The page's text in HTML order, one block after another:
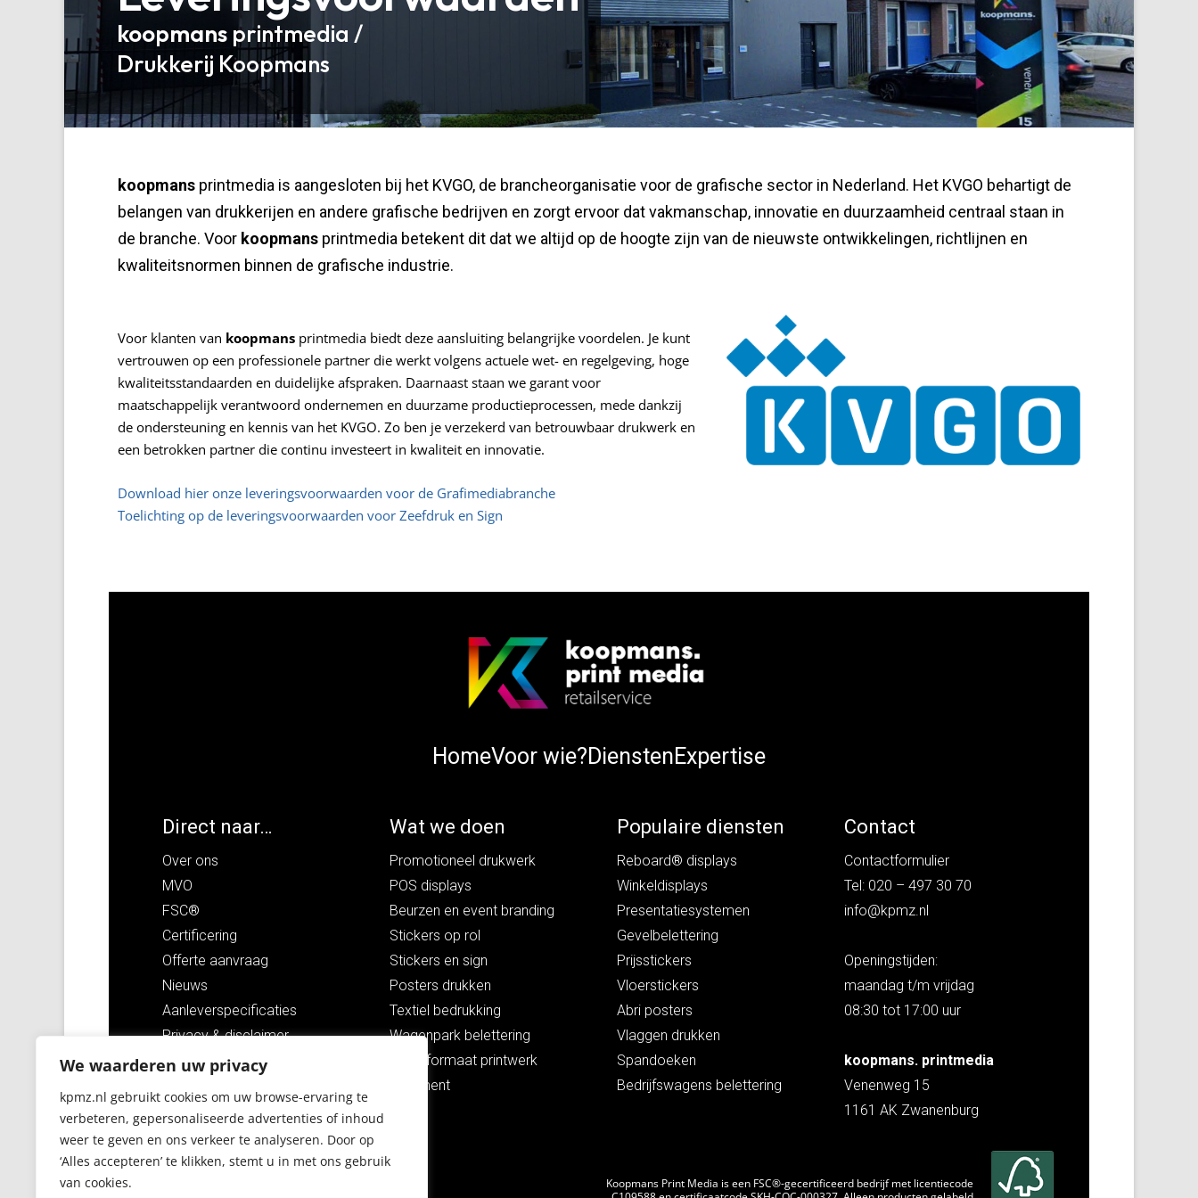
We waarderen uw privacy
kpmz.nl gebruikt cookies om uw browse-ervaring te
verbeteren, gepersonaliseerde advertenties of inhoud
weer te geven en ons verkeer te analyseren. Door op
‘Alles accepteren’ te klikken, stemt u in met ons gebruik
van cookies.
koopmans printmedia /
Drukkerij Koopmans
koopmans printmedia is aangesloten bij het KVGO, de brancheorganisatie voor de grafische sector in Nederland. Het KVGO behartigt de
belangen van drukkerijen en andere grafische bedrijven en zorgt ervoor dat vakmanschap, innovatie en duurzaamheid centraal staan in
de branche. Voor koopmans printmedia betekent dit dat we altijd op de hoogte zijn van de nieuwste ontwikkelingen, richtlijnen en
kwaliteitsnormen binnen de grafische industrie.
Voor klanten van koopmans printmedia biedt deze aansluiting belangrijke voordelen. Je kunt
vertrouwen op een professionele partner die werkt volgens actuele wet- en regelgeving, hoge
kwaliteitsstandaarden en duidelijke afspraken. Daarnaast staan we garant voor
maatschappelijk verantwoord ondernemen en duurzame productieprocessen, mede dankzij
de ondersteuning en kennis van het KVGO. Zo ben je verzekerd van betrouwbaar drukwerk en
een betrokken partner die continu investeert in kwaliteit en innovatie.
Download hier onze leveringsvoorwaarden voor de Grafimediabranche
Toelichting op de leveringsvoorwaarden voor Zeefdruk en Sign
HomeVoor wie?DienstenExpertise
Direct naar…
Over ons
MVO
FSC®
Certificering
Offerte aanvraag
Nieuws
Aanleverspecificaties
Privacy&disclaimer
Leveringsvoorwaarden
INLOGGEN
Wat we doen
Promotioneel drukwerk
POS displays
Beurzen en event branding
Stickers op rol
Stickers en sign
Posters drukken
Textiel bedrukking
Wagenpark belettering
Grootformaat printwerk
Fulfilment
Populaire diensten
Reboard® displays
Winkeldisplays
Presentatiesystemen
Gevelbelettering
Prijsstickers
Vloerstickers
Abri posters
Vlaggen drukken
Spandoeken
Bedrijfswagens belettering
Contact
Contactformulier
Tel: 020 – 497 30 70
info@kpmz.nl
Openingstijden:
maandag t/m vrijdag
08:30 tot 17:00 uur
koopmans. printmedia
Venenweg 15
1161 AK Zwanenburg
Koopmans Print Media is een FSC®-gecertificeerd bedrijf met licentiecode